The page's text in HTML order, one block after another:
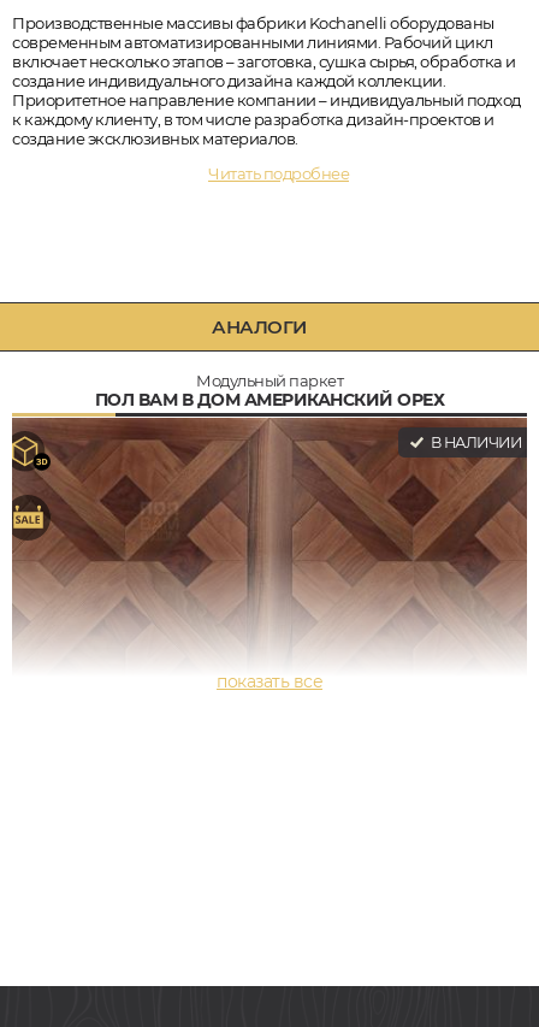
Производственные массивы фабрики Kochanelli оборудованы
современным автоматизированными линиями. Рабочий цикл
включает несколько этапов – заготовка, сушка сырья, обработка и
создание индивидуального дизайна каждой коллекции.
Приоритетное направление компании – индивидуальный подход
к каждому клиенту, в том числе разработка дизайн-проектов и
создание эксклюзивных материалов.
Читать подробнее
АНАЛОГИ
Модульный паркет
ПОЛ ВАМ В ДОМ АМЕРИКАНСКИЙ ОРЕХ
В НАЛИЧИИ